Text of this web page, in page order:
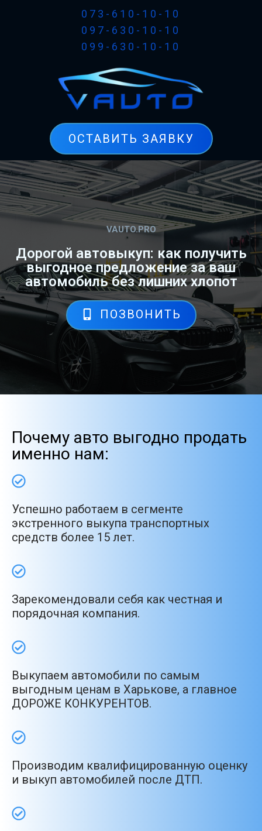
073-610-10-10
097-630-10-10
099-630-10-10
ОСТАВИТЬ ЗАЯВКУ
VAUTO.PRO
Дорогой автовыкуп: как получить
выгодное предложение за ваш
автомобиль без лишних хлопот
ПОЗВОНИТЬ
Почему авто выгодно продать
именно нам:
Успешно работаем в сегменте
экстренного выкупа транспортных
средств более 15 лет.
Зарекомендовали себя как честная и
порядочная компания.
Выкупаем автомобили по самым
выгодным ценам в Харькове, а главное
ДОРОЖЕ КОНКУРЕНТОВ.
Производим квалифицированную оценку
и выкуп автомобилей после ДТП.